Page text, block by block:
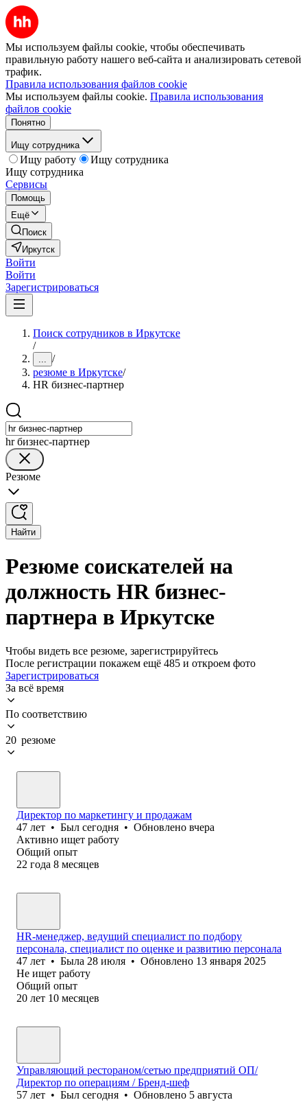
Мы используем файлы cookie, чтобы обеспечивать
правильную работу нашего веб-сайта и анализировать сетевой
трафик.
Правила использования файлов cookie
Мы используем файлы cookie. Правила использования
файлов cookie
Понятно
Ищу сотрудника
Ищу работу
Ищу сотрудника
Ищу сотрудника
Сервисы
Помощь
Ещё
Поиск
Иркутск
Войти
Войти
Зарегистрироваться
Поиск сотрудников в Иркутске
/
... /
резюме в Иркутске/
HR бизнес-партнер
hr бизнес-партнер
Резюме
Найти
Резюме соискателей на
должность HR бизнес-
партнера в Иркутске
Чтобы видеть все резюме, зарегистрируйтесь
После регистрации покажем ещё 485 и откроем фото
Зарегистрироваться
За всё время
По соответствию
20 резюме
Директор по маркетингу и продажам
47 лет • Был сегодня • Обновлено вчера
Активно ищет работу
Общий опыт
22 года 8 месяцев
HR-менеджер, ведущий специалист по подбору
персонала, специалист по оценке и развитию персонала
47 лет • Была 28 июля • Обновлено 13 января 2025
Не ищет работу
Общий опыт
20 лет 10 месяцев
Управляющий рестораном/сетью предприятий ОП/
Директор по операциям / Бренд-шеф
57 лет • Был сегодня • Обновлено 5 августа